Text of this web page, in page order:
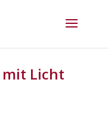
mit Licht